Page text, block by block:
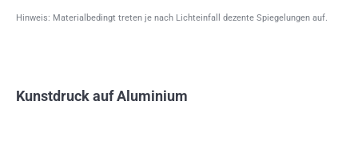
Hinweis: Materialbedingt treten je nach Lichteinfall dezente Spiegelungen auf.
Kunstdruck auf Aluminium